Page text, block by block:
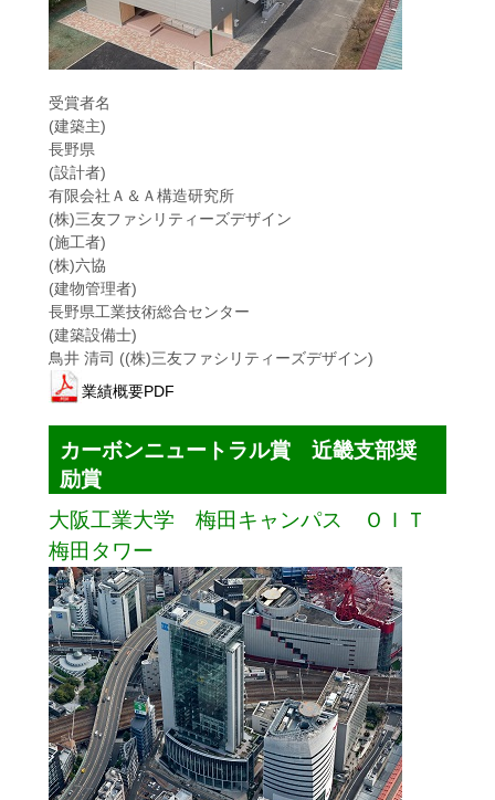
受賞者名
(建築主)
長野県
(設計者)
有限会社Ａ＆Ａ構造研究所
(株)三友ファシリティーズデザイン
(施工者)
(株)六協
(建物管理者)
長野県工業技術総合センター
(建築設備士)
鳥井 清司 ((株)三友ファシリティーズデザイン)
業績概要PDF
カーボンニュートラル賞 近畿支部奨
励賞
大阪工業大学 梅田キャンパス ＯＩＴ
梅田タワー